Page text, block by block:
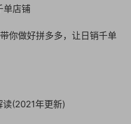
单店铺
你做好拼多多，让日销千单
(2021年更新)